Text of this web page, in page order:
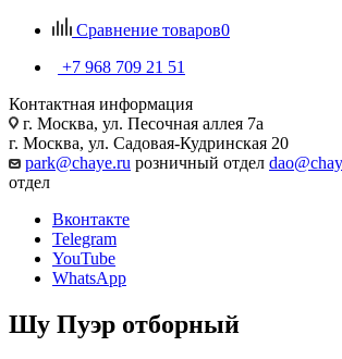
Сравнение товаров0
+7 968 709 21 51
Контактная информация
г. Москва, ул. Песочная аллея 7а
г. Москва, ул. Садовая-Кудринская 20
park@chaye.ru розничный отдел
отдел
Вконтакте
Telegram
YouTube
WhatsApp
Шу Пуэр отборный